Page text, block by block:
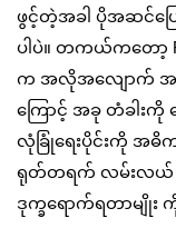
ဖွင့်တဲ့အခါ ပိုအဆင်ပြ
ပါပဲ။ တကယ်ကတော့
က အလိုအလျောက် အပိ
ကြောင့် အခု တံခါး
လုံခြုံရေးပိုင်းကို အဓိက
ရုတ်တရက် လမ်းလယ် ခ
ဒုက္ခရောက်ရတာမျိုး